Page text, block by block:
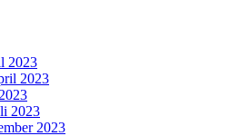
2023
2023
2023
2023